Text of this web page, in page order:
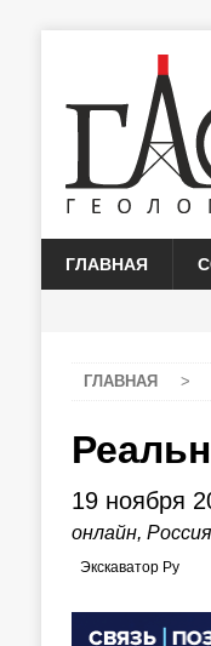
ГЛАВНАЯ
ГЛАВНАЯ >
19 ноября
онлайн, Россия
Экскаватор Ру